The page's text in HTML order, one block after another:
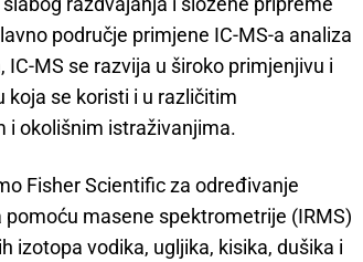
područje primjene IC-MS-a analiza
IC-MS se razvija u široko primjenjivu i
koja se koristi i u različitim
i okolišnim istraživanjima.
Fisher Scientific za određivanje
masene spektrometrije (IRMS)
izotopa vodika, ugljika, kisika, dušika i